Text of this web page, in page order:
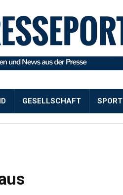
GESELLSCHAFT SPORT